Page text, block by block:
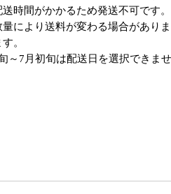
時間がかかるため発送不可です。
により送料が変わる場合があり
。
～7月初旬は配送日を選択できませ